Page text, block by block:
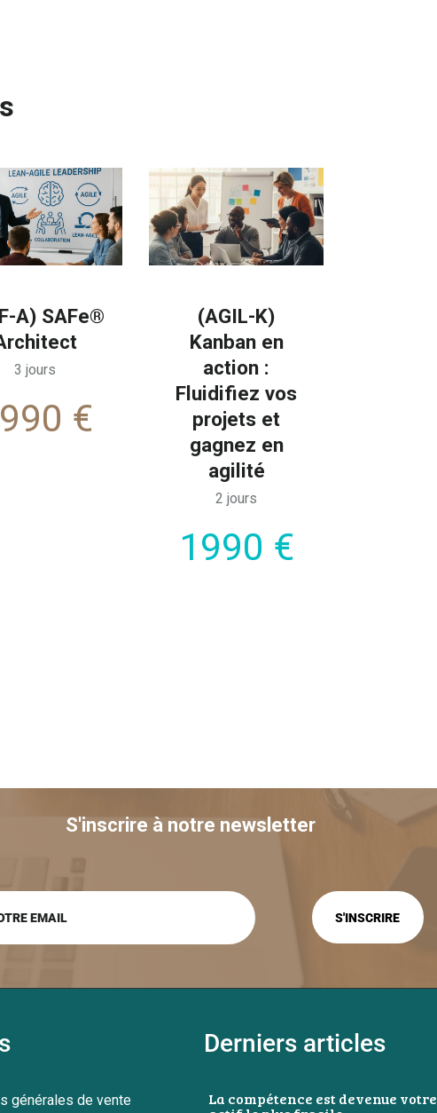
A) SAFe®
3 jours
€
(AGIL-K)
Kanban en
action :
Fluidifiez vos
projets et
gagnez en
agilité
2 jours
1990 €
S'inscrire à notre newsletter
générales de vente
Derniers articles
La compétence est devenue votre